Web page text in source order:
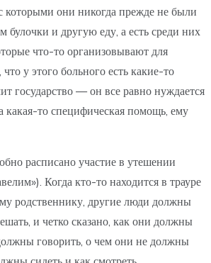
которыми они никогда прежде не были
булочки и другую еду, а есть среди них
что-то организовывают для
у этого больного есть какие-то
государство — он все равно нуждается
какая-то специфическая помощь, ему
расписано участие в утешении
Когда кто-то находится в трауре
родственнику, другие люди должны
и четко сказано, как они должны
говорить, о чем они не должны